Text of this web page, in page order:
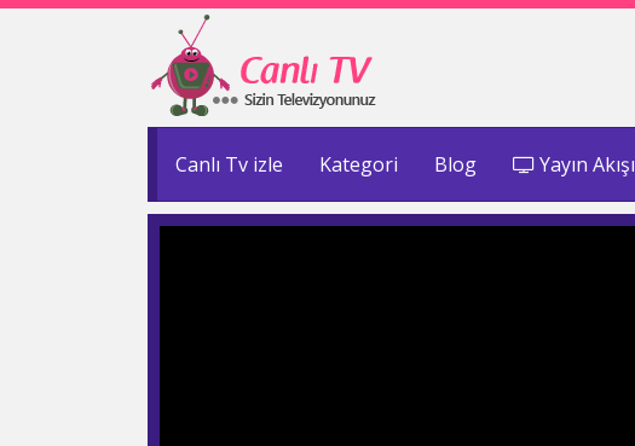
Canlı Tv izle Kategori Blog Yayın Akışı